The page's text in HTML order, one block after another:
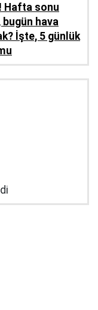
Hafta sonu
bugün hava
İşte, 5 günlük